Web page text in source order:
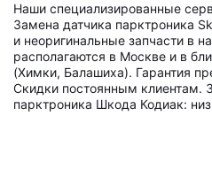
Наши специализированные
Замена датчика парктроника
и неоригинальные запчасти в
располагаются в Москве и в
(Химки, Балашиха). Гарантия
Скидки постоянным клиентам.
парктроника Шкода Кодиак: